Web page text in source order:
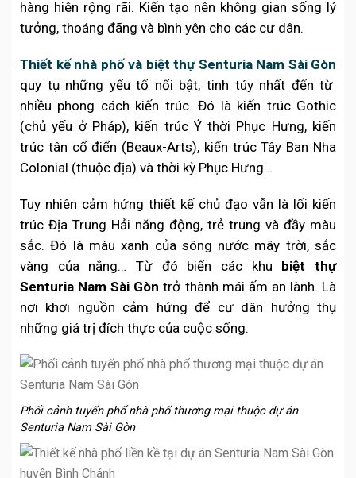
hàng hiên rộng rãi. Kiến tạo nên không gian sống lý
tưởng, thoáng đãng và bình yên cho các cư dân.
Thiết kế nhà phố và biệt thự Senturia Nam Sài Gòn
quy tụ những yếu tố nổi bật, tinh túy nhất đến từ
nhiều phong cách kiến trúc. Đó là kiến trúc Gothic
(chủ yếu ở Pháp), kiến trúc Ý thời Phục Hưng, kiến
trúc tân cổ điển (Beaux-Arts), kiến trúc Tây Ban Nha
Colonial (thuộc địa) và thời kỳ Phục Hưng…
Tuy nhiên cảm hứng thiết kế chủ đạo vẫn là lối kiến
trúc Địa Trung Hải năng động, trẻ trung và đầy màu
sắc. Đó là màu xanh của sông nước mây trời, sắc
vàng của nắng… Từ đó biến các khu biệt thự
Senturia Nam Sài Gòn trở thành mái ấm an lành. Là
nơi khơi nguồn cảm hứng để cư dân hưởng thụ
những giá trị đích thực của cuộc sống.
Phối cảnh tuyến phố nhà phố thương mại thuộc dự án
Senturia Nam Sài Gòn